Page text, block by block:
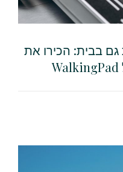
בבית: הכירו את